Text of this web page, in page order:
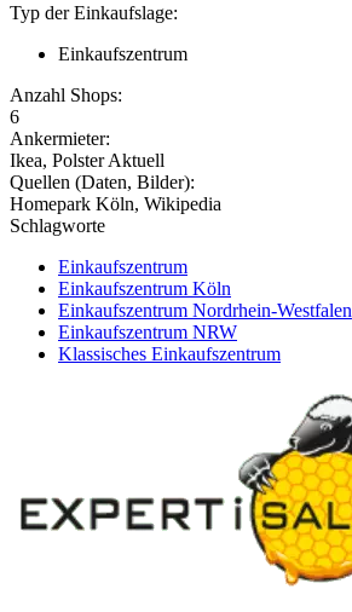
Typ der Einkaufslage:
Einkaufszentrum
Anzahl Shops:
6
Ankermieter:
Ikea, Polster Aktuell
Quellen (Daten, Bilder):
Homepark Köln, Wikipedia
Schlagworte
Einkaufszentrum
Einkaufszentrum Köln
Einkaufszentrum Nordrhein-Westfalen
Einkaufszentrum NRW
Klassisches Einkaufszentrum